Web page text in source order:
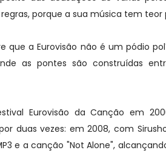
porque a sua música tem teor
que a Eurovisão não é um pódio
as pontes são construídas
Eurovisão da Canção em
duas vezes: em 2008, com
e a canção "Not Alone",